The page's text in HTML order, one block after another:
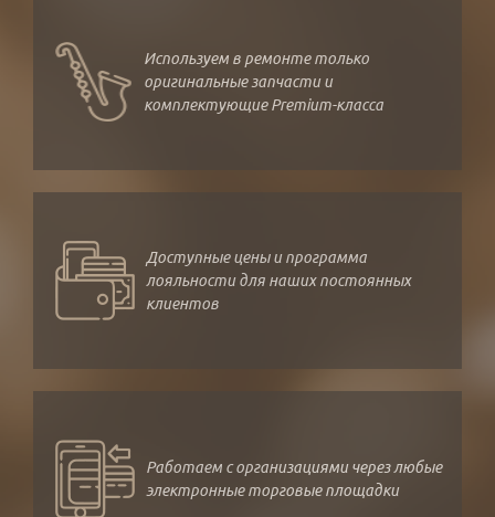
Используем в ремонте только
оригинальные запчасти и
комплектующие Premium-класса
Доступные цены и программа
лояльности для наших постоянных
клиентов
Работаем с организациями через любые
электронные торговые площадки